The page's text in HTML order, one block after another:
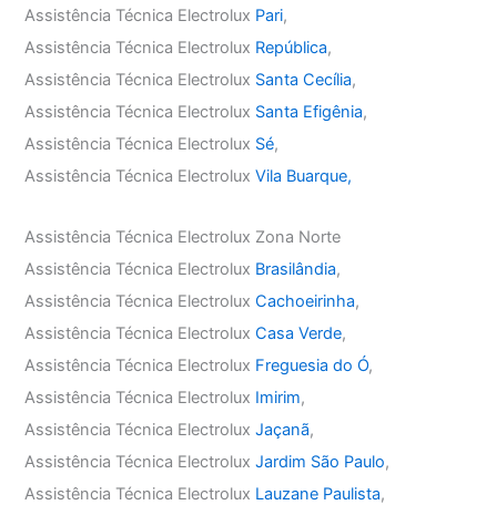
Assistência Técnica Electrolux Pari,
Assistência Técnica Electrolux República,
Assistência Técnica Electrolux Santa Cecília,
Assistência Técnica Electrolux Santa Efigênia,
Assistência Técnica Electrolux Sé,
Assistência Técnica ElectroluxVila Buarque,
Assistência Técnica Electrolux Zona Norte
Assistência Técnica Electrolux Brasilândia,
Assistência Técnica ElectroluxCachoeirinha,
Assistência Técnica ElectroluxCasa Verde,
Assistência Técnica Electrolux Freguesia do Ó,
Assistência Técnica Electrolux Imirim,
Assistência Técnica ElectroluxJaçanã,
Assistência Técnica ElectroluxJardim São Paulo,
Assistência Técnica Electrolux Lauzane Paulista,